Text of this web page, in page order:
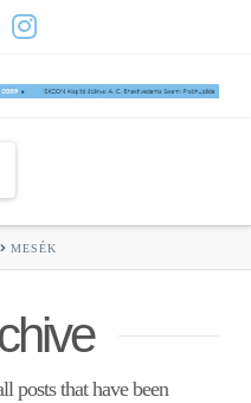
MESÉK
posts that have been